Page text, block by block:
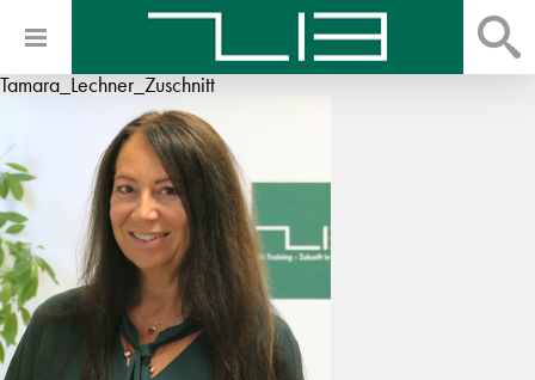
Tamara_Lechner_Zuschnitt